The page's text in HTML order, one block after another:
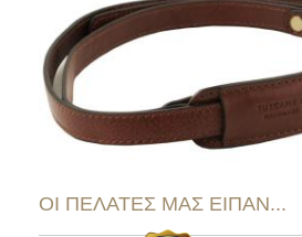
ΟΙ ΠΕΛΑΤΕΣ ΜΑΣ ΕΙΠΑΝ...